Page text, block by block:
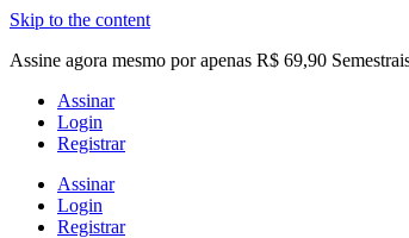
Skip to the content
Assine agora mesmo por apenas R$ 69,90
Assinar
Login
Registrar
Assinar
Login
Registrar